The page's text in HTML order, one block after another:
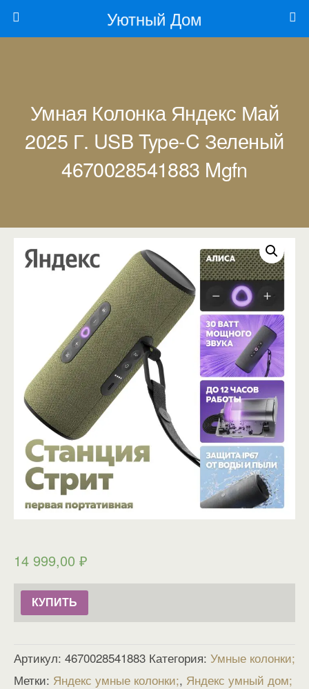
Уютный Дом
Умная Колонка Яндекс Май
2025 Г. USB Type-C Зеленый
4670028541883 Mgfn
14 999,00 ₽
КУПИТЬ
Артикул: 4670028541883 Категория: Умные колонки
Метки: Яндекс умные колонки , Яндекс умный дом